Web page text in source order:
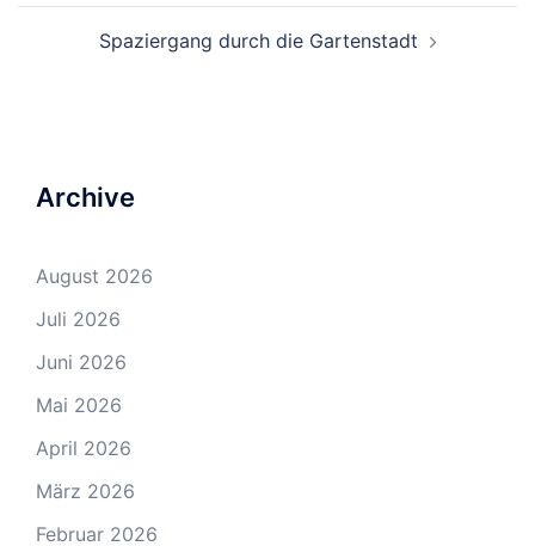
Spaziergang durch die Gartenstadt
Archive
August 2026
Juli 2026
Juni 2026
Mai 2026
April 2026
März 2026
Februar 2026